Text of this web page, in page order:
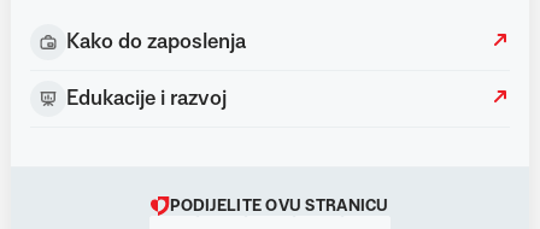
Kako do zaposlenja
Edukacije i razvoj
PODIJELITE OVU STRANICU